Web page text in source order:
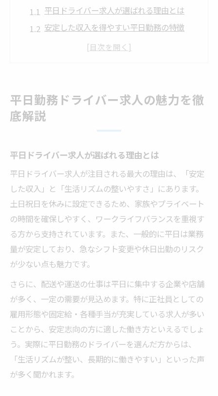
平日ドライバー求人が選ばれる理由とは
安定した収入を得やすい平日勤務の特徴
平日ドライバー求人の仕事内容と魅力
ドライバーで安定収入を求めるなら平日勤務
平日ドライバー勤務で収入が安定する理由
ドライバー職の平日求人で得られるメリッ
給与体系から見る平日ドライバーの安定性
安定収入を目指すドライバーに平日勤務が
最適な理由
平日ドライバーの年収アップにつながる働
き方
ワークライフバランスが叶う平日ドライバー職
平日ドライバーで実現できる理想の生活リ
ワークライフバランス重視のドライバー求
人事情
平日勤務ドライバーが家庭と両立しやすい
理由
働きやすさを重視した平日ドライバーの魅
力
平日勤務ドライバー求人の魅力を徹
底解説
平日ドライバー求人が選ばれる理由とは
平日ドライバー求人が注目される最大の理由は、「安定
した収入」と「生活リズムの整いやすさ」にあります。
土日祝日を休みに設定できるため、家族やプライベート
の時間を確保しやすく、ワークライフバランスを重視す
る方から支持されています。また、一般的に平日は業務
量が安定しており、急なシフト変更や休日出勤のリスク
が少ない点も魅力です。
さらに、配送や運送の仕事は平日に集中する企業や店舗
が多く、一定の需要が見込めます。特に正社員としての
雇用形態や固定給・各種手当が充実している求人が多い
ことから、安定志向の方に適した働き方といえるでしょ
う。実際に平日勤務のドライバーを選んだ方からは、
「生活リズムが整い、長期的に働きやすい」といった声
が多く聞かれます。